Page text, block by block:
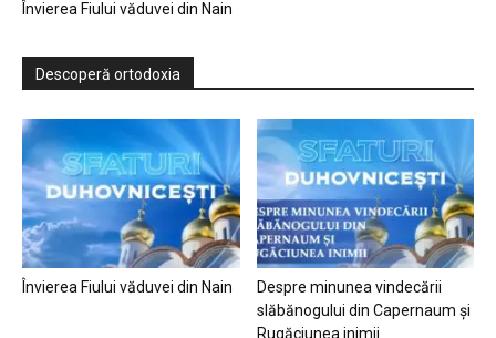
Învierea Fiului văduvei din Nain
Descoperă ortodoxia
Învierea Fiului văduvei din Nain
Despre minunea vindecării
slăbănogului din Capernaum și
Rugăciunea inimii